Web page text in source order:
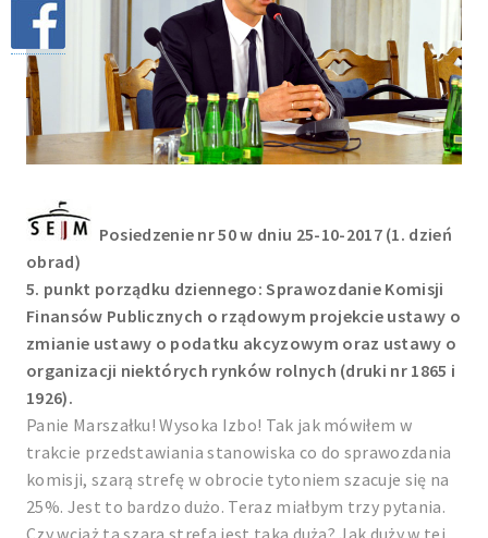
Posiedzenie nr 50 w dniu 25-10-2017 (1. dzień
obrad)
5. punkt porządku dziennego: Sprawozdanie Komisji
Finansów Publicznych o rządowym projekcie ustawy o
zmianie ustawy o podatku akcyzowym oraz ustawy o
organizacji niektórych rynków rolnych (druki nr 1865 i
1926).
Panie Marszałku! Wysoka Izbo! Tak jak mówiłem w
trakcie przedstawiania stanowiska co do sprawozdania
komisji, szarą strefę w obrocie tytoniem szacuje się na
25%. Jest to bardzo dużo. Teraz miałbym trzy pytania.
Czy wciąż ta szara strefa jest taka duża? Jak duży w tej